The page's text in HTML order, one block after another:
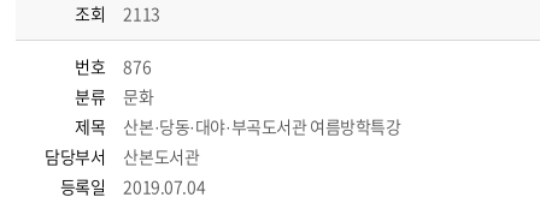
조회
2113
번호
876
분류
문화
제목
산본·당동·대야·부곡도서관 여름방학특강
담당부서
산본도서관
등록일
2019.07.04